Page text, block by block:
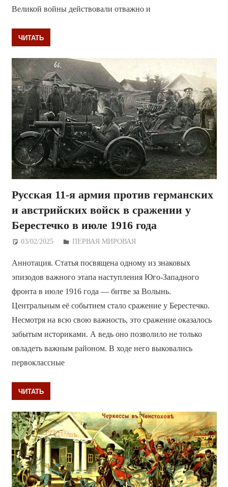
Великой войны действовали отважно и
ЧИТАТЬ
Русская 11-я армия против германских
и австрийских войск в сражении у
Берестечко в июле 1916 года
03/02/2025 Дежурный по Редакции
ПЕРВАЯ МИРОВАЯ
Аннотация. Статья посвящена одному из знаковых
эпизодов важного этапа наступления Юго-Западного
фронта в июле 1916 года — битве за Волынь.
Центральным её событием стало сражение у Берестечко.
Несмотря на всю свою важность, это сражение оказалось
забытым историками. А ведь оно позволило не только
овладеть важным районом. В ходе него выковались
первоклассные
ЧИТАТЬ